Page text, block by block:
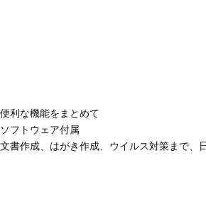
便利な機能をまとめて
ソフトウェア付属
文書作成、はがき作成、ウイルス対策まで、